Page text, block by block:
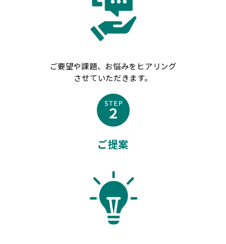
ご要望や課題、お悩みをヒアリング
させていただきます。
ご提案